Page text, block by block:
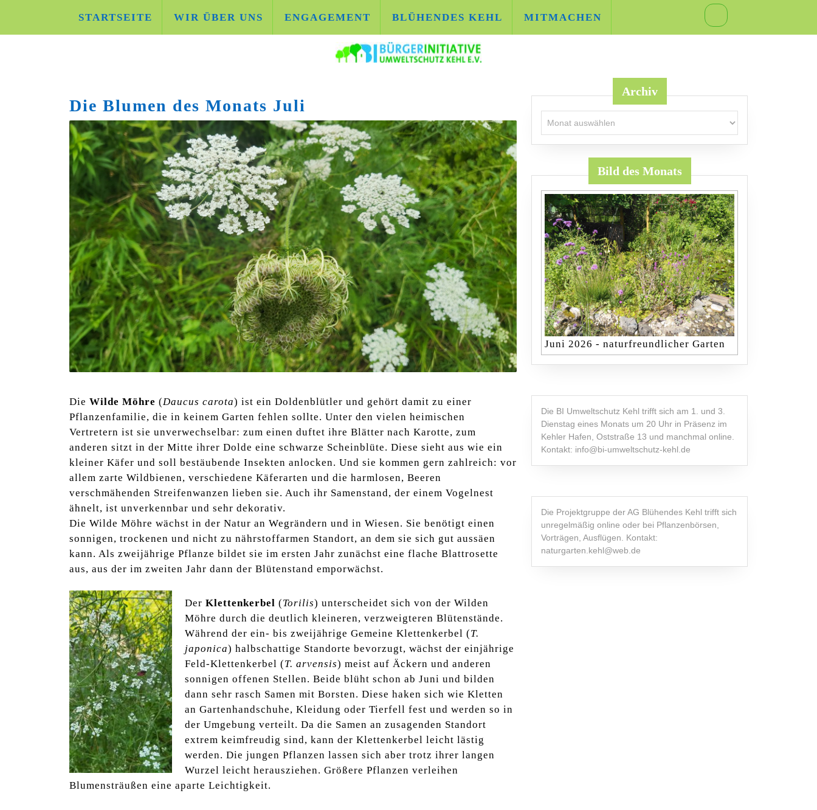
content
STARTSEITE WIR ÜBER UNS ENGAGEMENT BLÜHENDES KEHL MITMACHEN
Die Blumen des Monats Juli
Die Wilde Möhre (Daucus carota) ist ein Doldenblütler und gehört damit zu einer
Pflanzenfamilie, die in keinem Garten fehlen sollte. Unter den vielen heimischen
Vertretern ist sie unverwechselbar: zum einen duftet ihre Blätter nach Karotte, zum
anderen sitzt in der Mitte ihrer Dolde eine schwarze Scheinblüte. Diese sieht aus wie ein
kleiner Käfer und soll bestäubende Insekten anlocken. Und sie kommen gern zahlreich: vor
allem zarte Wildbienen, verschiedene Käferarten und die harmlosen, Beeren
verschmähenden Streifenwanzen lieben sie. Auch ihr Samenstand, der einem Vogelnest
ähnelt, ist unverkennbar und sehr dekorativ.
Die Wilde Möhre wächst in der Natur an Wegrändern und in Wiesen. Sie benötigt einen
sonnigen, trockenen und nicht zu nährstoffarmen Standort, an dem sie sich gut aussäen
kann. Als zweijährige Pflanze bildet sie im ersten Jahr zunächst eine flache Blattrosette
aus, aus der im zweiten Jahr dann der Blütenstand emporwächst.
Der Klettenkerbel (Torilis) unterscheidet sich von der Wilden
Möhre durch die deutlich kleineren, verzweigteren Blütenstände.
Während der ein- bis zweijährige Gemeine Klettenkerbel (T.
japonica) halbschattige Standorte bevorzugt, wächst der einjährige
Feld-Klettenkerbel (T. arvensis) meist auf Äckern und anderen
sonnigen offenen Stellen. Beide blüht schon ab Juni und bilden
dann sehr rasch Samen mit Borsten. Diese haken sich wie Kletten
an Gartenhandschuhe, Kleidung oder Tierfell fest und werden so in
der Umgebung verteilt. Da die Samen an zusagenden Standort
extrem keimfreudig sind, kann der Klettenkerbel leicht lästig
werden. Die jungen Pflanzen lassen sich aber trotz ihrer langen
Wurzel leicht herausziehen. Größere Pflanzen verleihen
Blumensträußen eine aparte Leichtigkeit.
Archiv
Bild des Monats
Juni 2026 - naturfreundlicher Garten
Die BI Umweltschutz Kehl trifft sich am 1. und 3.
Dienstag eines Monats um 20 Uhr in Präsenz im
Kehler Hafen, Oststraße 13 und manchmal online.
Kontakt: info@bi-umweltschutz-kehl.de
Die Projektgruppe der AG Blühendes Kehl trifft sich
unregelmäßig online oder bei Pflanzenbörsen,
Vorträgen, Ausflügen. Kontakt:
naturgarten.kehl@web.de